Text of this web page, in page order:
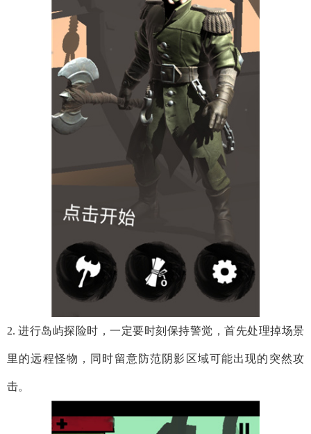
2. 进行岛屿探险时，一定要时刻保持警觉，首先处理掉场景
里的远程怪物，同时留意防范阴影区域可能出现的突然攻
击。